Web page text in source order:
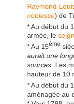
Raymond-
noblesse) de
* Au début du
armée, le
* Au 15ème
aurait une
sources . Les
hauteur de 10
* Au début du
aménagée au